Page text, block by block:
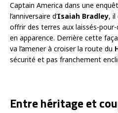
Captain America dans une
l’anniversaire d’Isaiah Bradley, il
offrir des terres aux laissés-
en apparence. Derrière cette
va l’amener à croiser la route du
sécurité et pas franchement
Entre héritage et